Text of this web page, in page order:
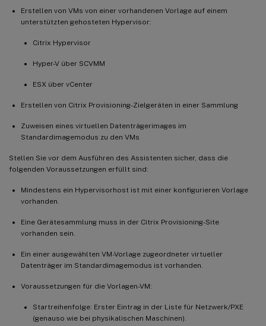
Erstellen von VMs von einer vorhandenen Vorlage auf einem
unterstützten gehosteten Hypervisor:
Citrix Hypervisor
Hyper-V über SCVMM
ESX über vCenter
Erstellen von Citrix Provisioning-Zielgeräten in einer Sammlung
Zuweisen eines virtuellen Datenträgerimages im
Standardimagemodus zu den VMs
Stellen Sie vor dem Ausführen des Assistenten sicher, dass die
folgenden Voraussetzungen erfüllt sind:
Mindestens ein Hypervisorhost ist mit einer konfigurieren Vorlage
vorhanden.
Eine Gerätesammlung muss in der Citrix Provisioning-Site
vorhanden sein.
Ein einer ausgewählten VM-Vorlage zugeordneter virtueller
Datenträger im Standardimagemodus ist vorhanden.
Voraussetzungen für die Vorlagen-VM:
Startreihenfolge: Erster Eintrag in der Liste für Netzwerk/PXE
(genauso wie bei physikalischen Maschinen).